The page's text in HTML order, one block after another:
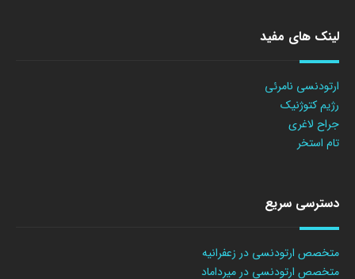
لینک های مفید
ارتودنسی نامرئی
رژیم کتوژنیک
جراح لاغری
تام استخر
دسترسی سریع
متخصص ارتودنسی در زعفرانیه
متخصص ارتودنسی در میرداماد